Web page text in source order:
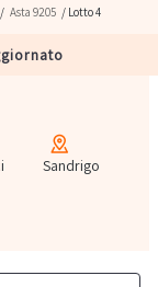
/ Asta 9205 / Lotto 4
Sandrigo